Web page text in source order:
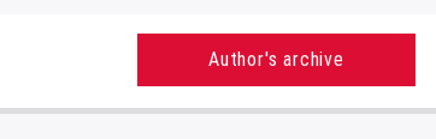
Author's archive